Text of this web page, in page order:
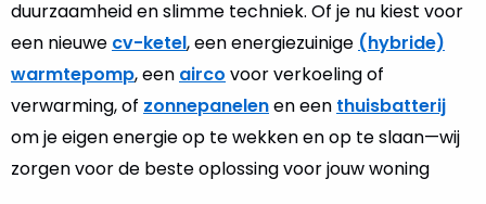
duurzaamheid en slimme techniek. Of je nu kiest voor
een nieuwe cv-ketel, een energiezuinige (hybride)
warmtepomp, een airco voor verkoeling of
verwarming, of zonnepanelenen een thuisbatterij
om je eigen energie op te wekken en op te slaan—wij
zorgen voor de beste oplossing voor jouw woning